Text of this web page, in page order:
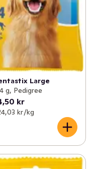
Large
g, Pedigree
kr
kr /kg